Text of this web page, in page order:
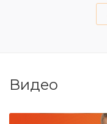
Видео